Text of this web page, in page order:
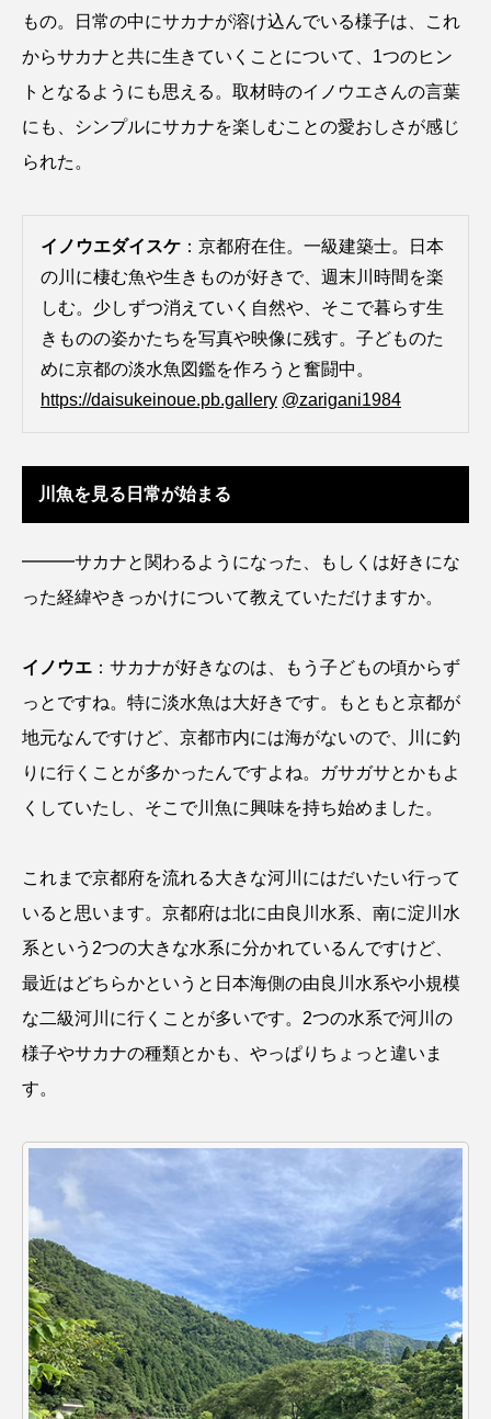
アカムツ アカメ アクアリウム
アサヒガニ アザアシ アシカ アジ
アッキガイ アナゴ アブラツノザメ
アブラボテ
アユ アリアケギバチ アリゲーターガー
アンコウ イカ イカナゴ イクラ
イリエワニ イワナ
ウマヅラハギ ウミウシ エイ
オオグソクムシ オオサンショウウオ
オットセイ オニヒトデ オワンクラゲ
カイロウドウケツ カイワリ
カクレクマノミ カゴカマス カジカ
カワムツ ガラ・ルファ
キジハタ キス キチヌ キヌバリ
キビナゴ キュウリエソ キンメダイ
ギギ ギンザケ ギンザメ クエ
もの。日常の中にサカナが溶け込んでいる様子は、これ
からサカナと共に生きていくことについて、1つのヒン
トとなるようにも思える。取材時のイノウエさんの言葉
にも、シンプルにサカナを楽しむことの愛おしさが感じ
られた。
イノウエダイスケ ：京都府在住。一級建築士。日本
の川に棲む魚や生きものが好きで、週末川時間を楽
しむ。少しずつ消えていく自然や、そこで暮らす生
きものの姿かたちを写真や映像に残す。子どものた
めに京都の淡水魚図鑑を作ろうと奮闘中。
https://daisukeinoue.pb.gallery @zarigani1984
川魚を見る日常が始まる
━━━サカナと関わるようになった、もしくは好きにな
った経緯やきっかけについて教えていただけますか。
イノウエ ：サカナが好きなのは、もう子どもの頃からず
っとですね。特に淡水魚は大好きです。もともと京都が
地元なんですけど、京都市内には海がないので、川に釣
りに行くことが多かったんですよね。ガサガサとかもよ
くしていたし、そこで川魚に興味を持ち始めました。
これまで京都府を流れる大きな河川にはだいたい行って
いると思います。京都府は北に由良川水系、南に淀川水
系という2つの大きな水系に分かれているんですけど、
最近はどちらかというと日本海側の由良川水系や小規模
な二級河川に行くことが多いです。2つの水系で河川の
様子やサカナの種類とかも、やっぱりちょっと違いま
す。